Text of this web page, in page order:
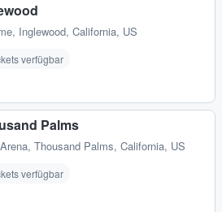
, Inglewood, California, US
verfügbar
Palms
, Thousand Palms, California, US
verfügbar